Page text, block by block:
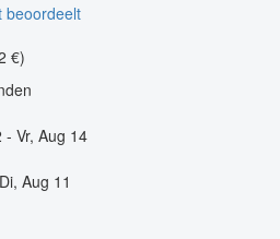
beoordeelt
€)
- Vr, Aug 14
Aug 11